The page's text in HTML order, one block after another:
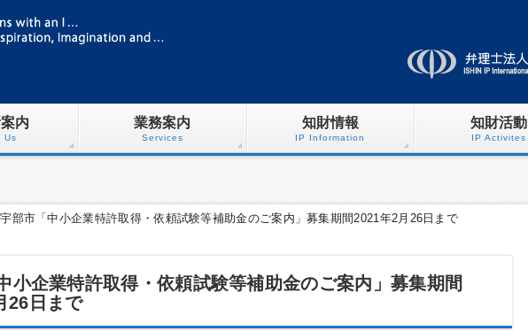
内
Us
業務案内
Services
知財情報
IP Information
知財活動
IP Activites
宇部市「中小企業特許取得・依頼試験等補助金のご案内」募集期間2021年2月26日まで
小企業特許取得・依頼試験等補助金のご案内」募集期間
26日まで